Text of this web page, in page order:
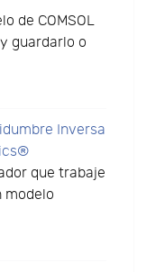
de COMSOL
guardarlo o
Inversa
que trabaje
modelo